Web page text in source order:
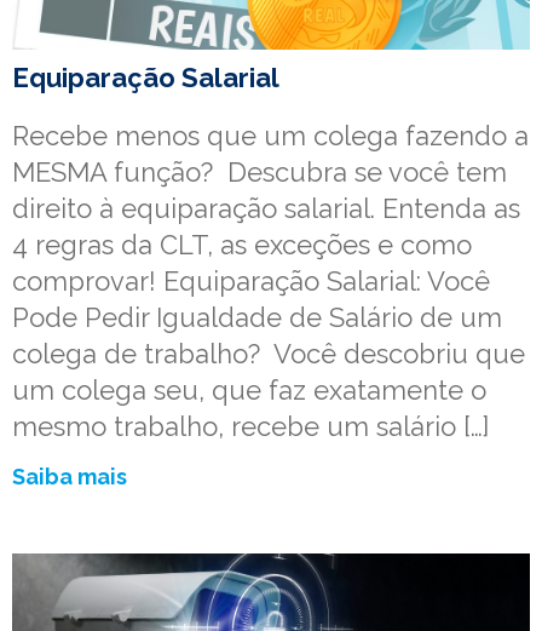
Equiparação Salarial
Recebe menos que um colega fazendo a
MESMA função? Descubra se você tem
direito à equiparação salarial. Entenda as
4 regras da CLT, as exceções e como
comprovar! Equiparação Salarial: Você
Pode Pedir Igualdade de Salário de um
colega de trabalho? Você descobriu que
um colega seu, que faz exatamente o
mesmo trabalho, recebe um salário […]
Saiba mais